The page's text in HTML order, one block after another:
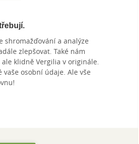
shromažďování a analýze
zlepšovat. Také nám
klidně Vergilia v originále.
osobní údaje. Ale vše